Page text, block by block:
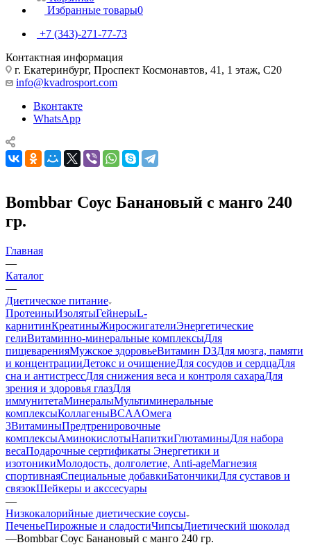
Избранные товары0
+7 (343)-271-77-73
Контактная информация
г. Екатеринбург, Проспект Космонавтов, 41, 1 этаж, С20
info@kvadrosport.com
Вконтакте
WhatsApp
Bombbar Соус Банановый с манго 240
гр.
Главная
—
Каталог
—
Диетическое питание
ПротеиныИзолятыГейнерыL-
карнитинКреатиныЖиросжигателиЭнергетические
гелиВитаминно-минеральные комплексыДля
пищеваренияМужское здоровьеВитамин D3Для мозга, памяти
и концентрацииДетокс и очищениеДля сосудов и сердцаДля
сна и антистрессДля снижения веса и контроля сахараДля
зрения и здоровья глазДля
иммунитетаМинералыМультиминеральные
комплексыКоллагеныBCAAОмега
3ВитаминыПредтренировочные
комплексыАминокислотыНапиткиГлютаминыДля набора
весаПодарочные сертификаты Энергетики и
изотоникиМолодость, долголетие, Anti-ageМагнезия
спортивнаяСпециальные добавкиБатончикиДля суставов и
связокШейкеры и акссесуары
—
Низкокалорийные диетические соусы
ПеченьеПирожные и сладостиЧипсыДиетический шоколад
—Bombbar Соус Банановый с манго 240 гр.